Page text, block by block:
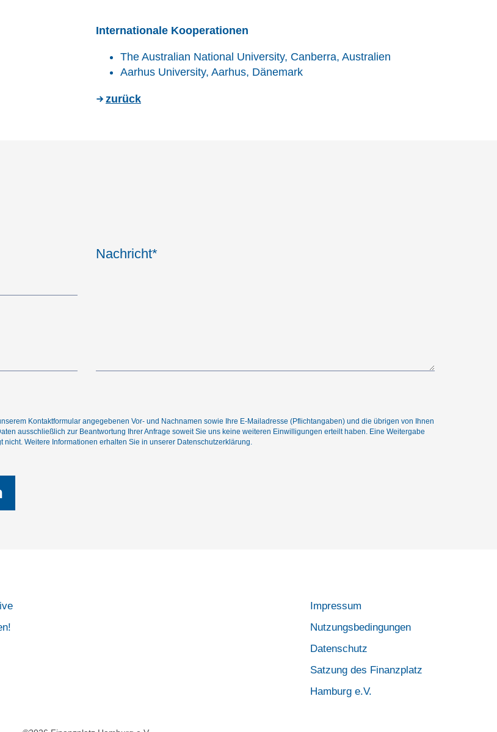
Internationale Kooperationen
The Australian National University, Canberra, Australien
Aarhus University, Aarhus, Dänemark
zurück
Nachricht*
Kontaktformular angegebenen Vor- und Nachnamen sowie Ihre E-Mailadresse (Pflichtangaben) und die übrigen von Ihnen
ausschließlich zur Beantwortung Ihrer Anfrage soweit Sie uns keine weiteren Einwilligungen erteilt haben. Eine Weitergabe
nicht. Weitere Informationen erhalten Sie in unserer Datenschutzerklärung.
Impressum
Nutzungsbedingungen
Datenschutz
Satzung des Finanzplatz
Hamburg e.V.